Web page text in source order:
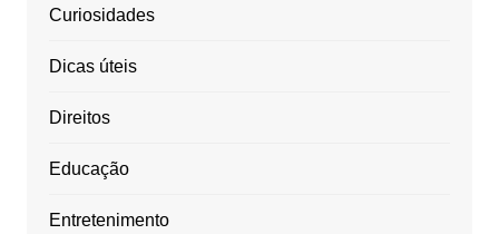
Curiosidades
Dicas úteis
Direitos
Educação
Entretenimento